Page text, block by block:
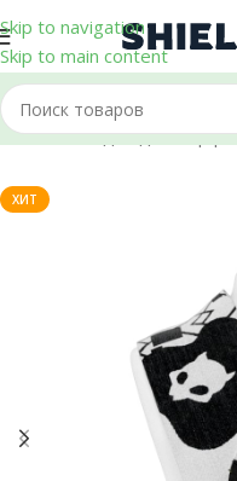
Skip to navigation
Skip to main content
Главная/Одежда/Шарфы
ХИТ